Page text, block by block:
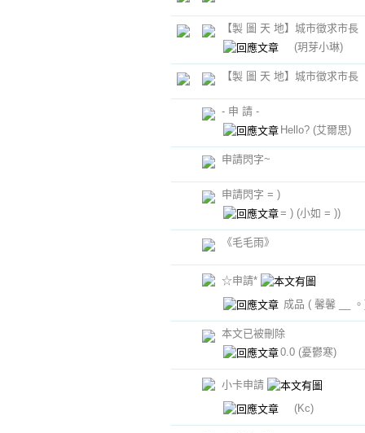
【製 圖 天 地】城市徵求市長
(玥芽小琳)
【製 圖 天 地】城市徵求市長
- 申 請 -
Hello? (艾爾思)
申請閃字~
申請閃字 = )
= ) (小如 = ))
《毛毛雨》
☆申請*
成品 ( 馨馨 __
本文已被刪除
0.0 (憂鬱寒)
小卡申請
(Kc)